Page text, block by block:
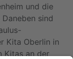
und die
sind
Kita Oberlin in
Kitas an der